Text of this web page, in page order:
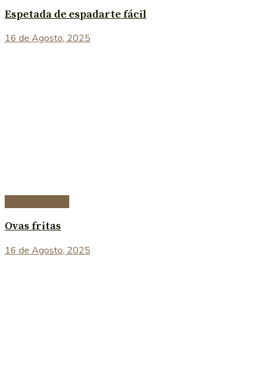
Espetada de espadarte fácil
16 de Agosto, 2025
Ovas fritas
16 de Agosto, 2025